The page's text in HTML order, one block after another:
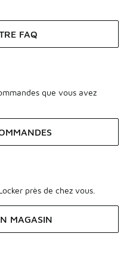
FAQ
que vous avez
près de chez vous.
MAGASIN